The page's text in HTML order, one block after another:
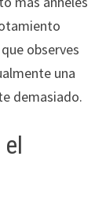
observes
una
demasiado.